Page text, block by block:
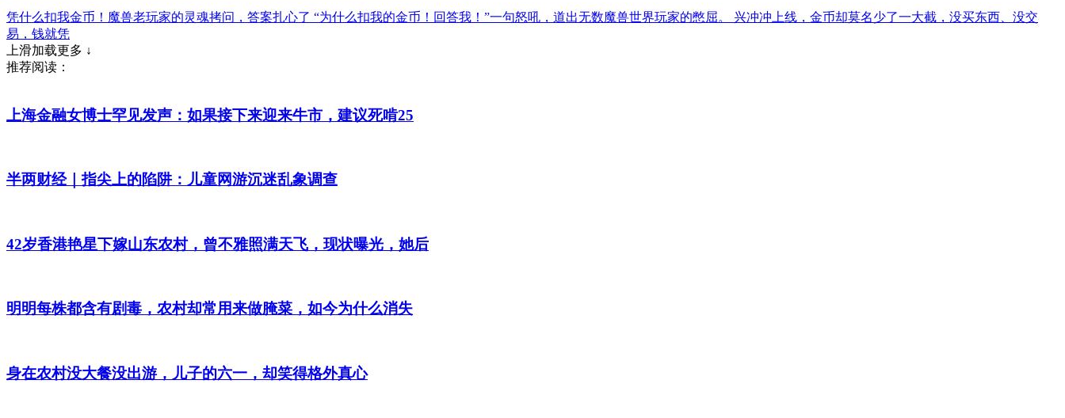
凭什么扣我金币！魔兽老玩家的灵魂拷问，答案扎心了 “为什么扣我的金币！回答我！”一句怒吼，道出无数魔兽世界玩家的憋屈。 兴冲冲上线，金币却莫名少了一大截，没买东西、没交
易，钱就凭
上滑加载更多 ↓
推荐阅读：
上海金融女博士罕见发声：如果接下来迎来牛市，建议死啃25
半两财经｜指尖上的陷阱：儿童网游沉迷乱象调查
42岁香港艳星下嫁山东农村，曾不雅照满天飞，现状曝光，她后
明明每株都含有剧毒，农村却常用来做腌菜，如今为什么消失
身在农村没大餐没出游，儿子的六一，却笑得格外真心